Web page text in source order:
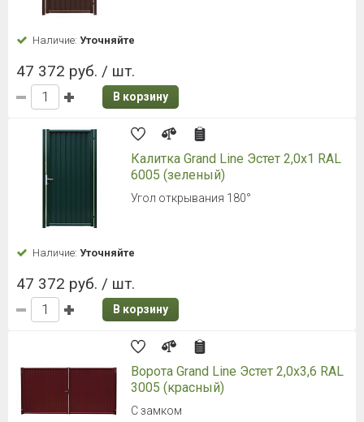
Наличие: Уточняйте
47 372 руб. / шт.
В корзину
Калитка Grand Line Эстет 2,0x1 RAL
6005 (зеленый)
Угол открывания 180°
Наличие: Уточняйте
47 372 руб. / шт.
В корзину
Ворота Grand Line Эстет 2,0x3,6 RAL
3005 (красный)
С замком